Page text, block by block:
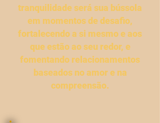
tranquilidade será sua bússola
em momentos de desafio,
fortalecendo a si mesmo e aos
que estão ao seu redor, e
fomentando relacionamentos
baseados no amor e na
compreensão.